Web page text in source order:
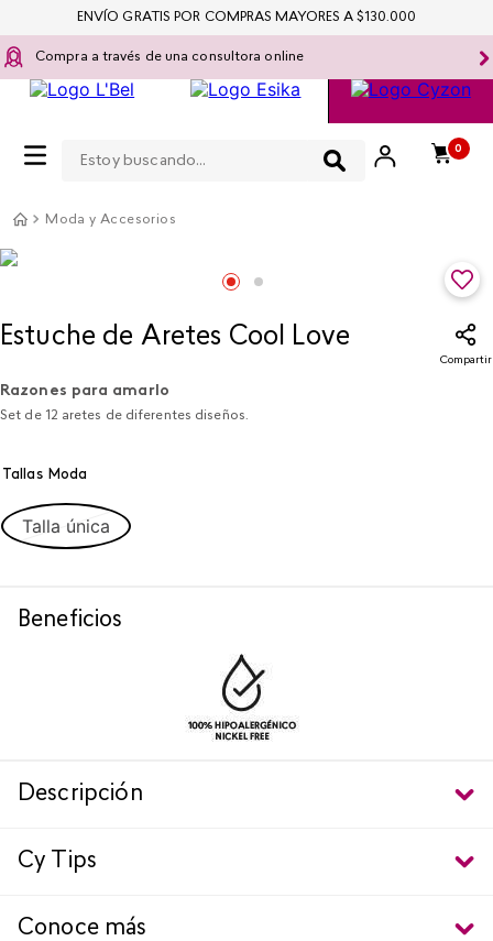
Compra a través de una consultora online
0
ENVÍO GRATIS POR COMPRAS MAYORES A $130.000
Moda y Accesorios
Estuche de Aretes Cool Love
Compartir
Razones para amarlo
Set de 12 aretes de diferentes diseños.
Tallas Moda
Talla única
Beneficios
Descripción
Cy Tips
Conoce más